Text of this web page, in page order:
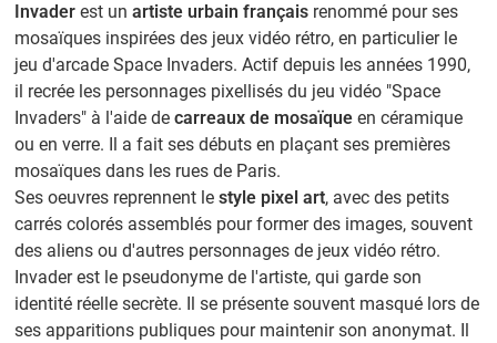
Invader est unartiste urbain français renommé pour ses
mosaïques inspirées des jeux vidéo rétro, en particulier le
jeu d'arcade Space Invaders. Actif depuis les années 1990,
il recrée les personnages pixellisés du jeu vidéo "Space
Invaders" à l'aide decarreaux de mosaïque en céramique
ou en verre. Il a fait ses débuts en plaçant ses premières
mosaïques dans les rues de Paris.
Ses oeuvres reprennent lestyle pixel art, avec des petits
carrés colorés assemblés pour former des images, souvent
des aliens ou d'autres personnages de jeux vidéo rétro.
Invader est le pseudonyme de l'artiste, qui garde son
identité réelle secrète. Il se présente souvent masqué lors de
ses apparitions publiques pour maintenir son anonymat. Il